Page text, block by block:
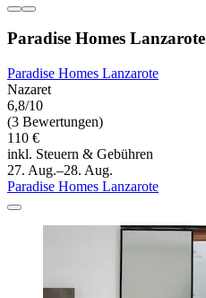
Paradise Homes Lanzarote
Paradise Homes Lanzarote
Nazaret
6,8/10
(3 Bewertungen)
110 €
inkl. Steuern & Gebühren
27. Aug.–28. Aug.
Paradise Homes Lanzarote